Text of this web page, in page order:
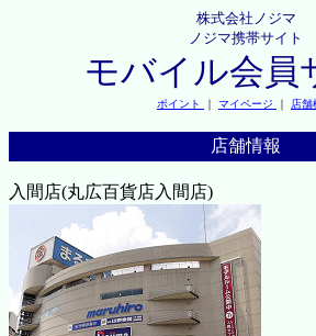
株式会社ノジマ
ノジマ携帯サイト
モバイル会員
ポイント ｜ マイページ ｜ 店舗
店舗情報
入間店(丸広百貨店入間店)